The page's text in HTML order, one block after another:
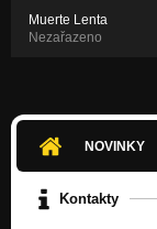
Muerte Lenta
Nezařazeno
NOVINKY
Kontakty